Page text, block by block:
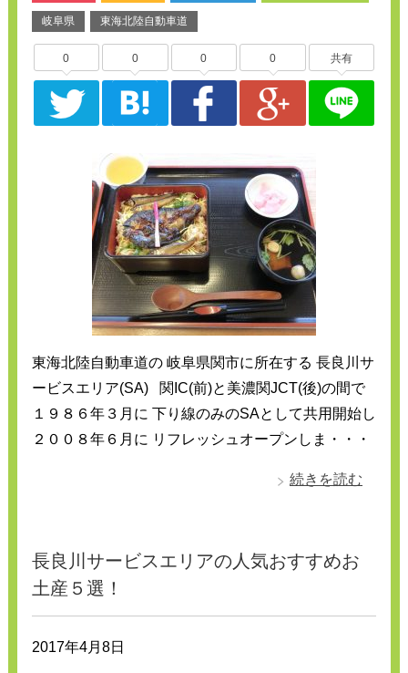
岐阜県 東海北陸自動車道
0 0 0 0 共有
東海北陸自動車道の 岐阜県関市に所在する 長良川サ
ービスエリア(SA) 関IC(前)と美濃関JCT(後)の間で
１９８６年３月に 下り線のみのSAとして共用開始し
２００８年６月に リフレッシュオープンしま・・・
続きを読む
長良川サービスエリアの人気おすすめお
土産５選！
2017年4月8日